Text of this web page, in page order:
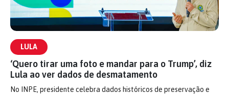
LULA
‘Quero tirar uma foto e mandar para o Trump’, diz
Lula ao ver dados de desmatamento
No INPE, presidente celebra dados históricos de preservação e